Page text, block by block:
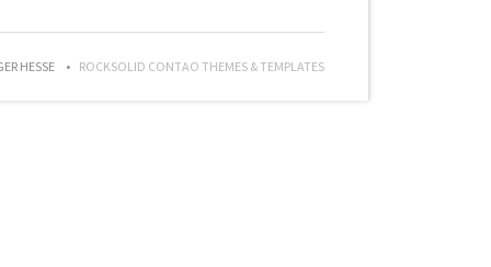
HESSE ROCKSOLID CONTAO THEMES & TEMPLATES